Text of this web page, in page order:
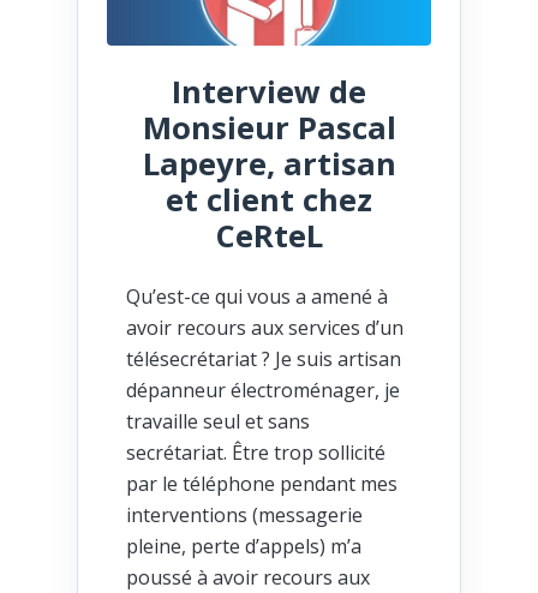
Interview de
Monsieur Pascal
Lapeyre, artisan
et client chez
CeRteL
Qu’est-ce qui vous a amené à
avoir recours aux services d’un
télésecrétariat ? Je suis artisan
dépanneur électroménager, je
travaille seul et sans
secrétariat. Être trop sollicité
par le téléphone pendant mes
interventions (messagerie
pleine, perte d’appels) m’a
poussé à avoir recours aux